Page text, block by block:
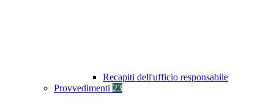
Recapiti dell'ufficio responsabile
Provvedimenti 23